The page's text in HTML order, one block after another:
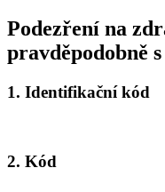
Podezření na
pravděpodobně
1. Identifikační kód
2. Kód